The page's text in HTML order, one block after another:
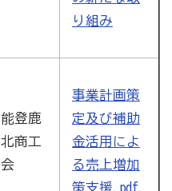
り組み
能登鹿
北商工
会
事業計画策
定及び補助
金活用によ
る売上増加
策支援.pdf